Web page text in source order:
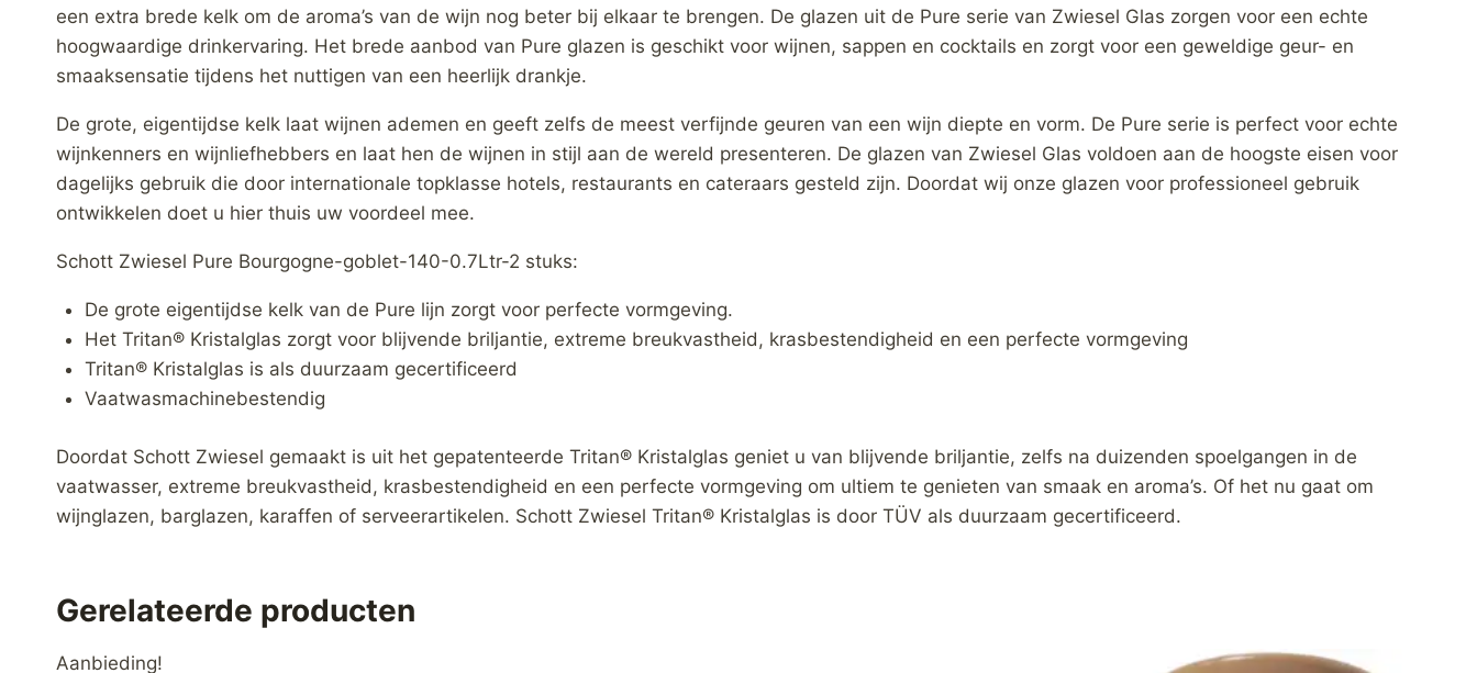
een extra brede kelk om de aroma’s van de wijn nog beter bij elkaar te brengen. De glazen uit de Pure serie van Zwiesel Glas zorgen voor een echte
hoogwaardige drinkervaring. Het brede aanbod van Pure glazen is geschikt voor wijnen, sappen en cocktails en zorgt voor een geweldige geur- en
smaaksensatie tijdens het nuttigen van een heerlijk drankje.
De grote, eigentijdse kelk laat wijnen ademen en geeft zelfs de meest verfijnde geuren van een wijn diepte en vorm. De Pure serie is perfect voor echte
wijnkenners en wijnliefhebbers en laat hen de wijnen in stijl aan de wereld presenteren. De glazen van Zwiesel Glas voldoen aan de hoogste eisen voor
dagelijks gebruik die door internationale topklasse hotels, restaurants en cateraars gesteld zijn. Doordat wij onze glazen voor professioneel gebruik
ontwikkelen doet u hier thuis uw voordeel mee.
Schott Zwiesel Pure Bourgogne-goblet-140-0.7Ltr-2 stuks:
De grote eigentijdse kelk van de Pure lijn zorgt voor perfecte vormgeving.
Het Tritan® Kristalglas zorgt voor blijvende briljantie, extreme breukvastheid, krasbestendigheid en een perfecte vormgeving
Tritan® Kristalglas is als duurzaam gecertificeerd
Vaatwasmachinebestendig
Doordat Schott Zwiesel gemaakt is uit het gepatenteerde Tritan® Kristalglas geniet u van blijvende briljantie, zelfs na duizenden spoelgangen in de
vaatwasser, extreme breukvastheid, krasbestendigheid en een perfecte vormgeving om ultiem te genieten van smaak en aroma’s. Of het nu gaat om
wijnglazen, barglazen, karaffen of serveerartikelen. Schott Zwiesel Tritan® Kristalglas is door TÜV als duurzaam gecertificeerd.
Gerelateerde producten
Aanbieding!